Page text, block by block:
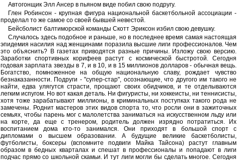
Автогонщик Элл Ансер в пьяном виде побил свою подругу.
Глен Робинсон - крупная фигура национальной баскетбольной ассоциации -
проделал то же самое со своей бывшей невестой.
Бейсболист балтиморской команды Скотт Эриксон избил свою девушку.
Случалось здесь подобное и раньше, но в последнее время самая настоящая
эпидемия насилия над женщинами поразила высшие лиги профессионалов. Чем
это объяснить? В газетах приводятся разные причины. Изложу свою версию.
Заработки спортивных корифеев растут с космической быстротой. Сегодня
годовая зарплата звезды в 7, и в 10, и в 15 миллионов долларов - обычная вещь.
Богатство, помноженное на общую национальную славу, рождает чувство
безнаказанности. Подруги - "супер-стар", осознающие, что другого им такого не
найти, едва улягутся страсти, прощают своих обидчиков, и те отделываются
легким испугом. Но вот какая деталь. Ни фигуристы, ни хоккеисты, ни теннисисты,
хотя тоже зарабатывают миллионы, в криминальных поступках такого рода не
замечены. Роднит мастеров этих видов спорта то, что росли они в зажиточных
семьях, чтобы парень мог с малолетства заниматься на искусственном льду или
на корте, да еще с тренером, родитель должен изрядно потратиться. Их
воспитанием дома кто-то занимался. Они приходят в большой спорт с
дипломами о высшем образовании. А будущие великие баскетболисты,
футболисты, боксеры (вспомните подвиги Майка Тайсона) растут главным
образом в бедных кварталах и спешат в профессионалы и попадают в лиги
подчас прямо со школьной скамьи. И тут лиги могли бы сделать многое. Сегодня